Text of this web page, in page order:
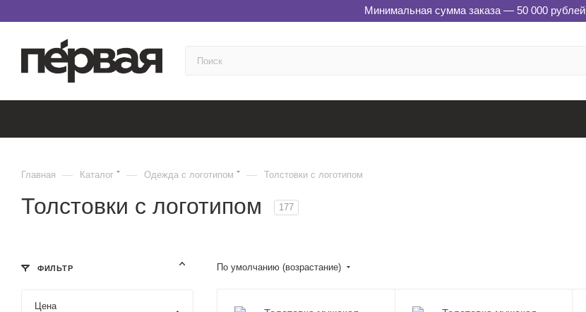
Минимальная сумма заказа — 50 000 рублей
Главная — Каталог — Одежда с логотипом — Толстовки с логотипом
Толстовки с логотипом 177
По умолчанию (возрастание)
ФИЛЬТР
Цена